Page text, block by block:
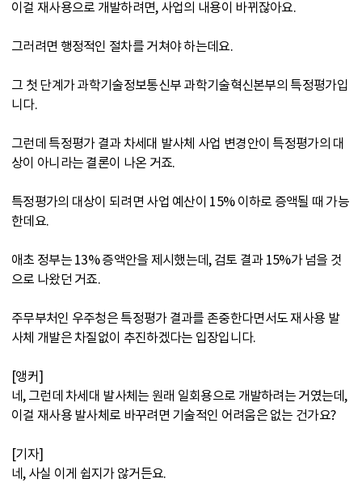
이걸 재사용으로 개발하려면, 사업의 내용이 바뀌잖아요.
그러려면 행정적인 절차를 거쳐야 하는데요.
그 첫 단계가 과학기술정보통신부 과학기술혁신본부의 특정평가입
니다.
그런데 특정평가 결과 차세대 발사체 사업 변경안이 특정평가의 대
상이 아니라는 결론이 나온 거죠.
특정평가의 대상이 되려면 사업 예산이 15% 이하로 증액될 때 가능
한데요.
애초 정부는 13% 증액안을 제시했는데, 검토 결과 15%가 넘을 것
으로 나왔던 거죠.
주무부처인 우주청은 특정평가 결과를 존중한다면서도 재사용 발
사체 개발은 차질없이 추진하겠다는 입장입니다.
[앵커]
네, 그런데 차세대 발사체는 원래 일회용으로 개발하려는 거였는데,
이걸 재사용 발사체로 바꾸려면 기술적인 어려움은 없는 건가요?
[기자]
네, 사실 이게 쉽지가 않거든요.